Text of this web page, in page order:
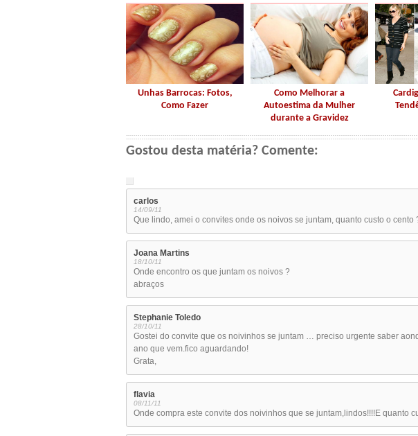
Unhas Barrocas: Fotos,
Como Fazer
Como Melhorar a
Autoestima da Mulher
durante a Gravidez
Gostou desta matéria? Comente:
carlos
14/09/11
Que lindo, amei o convites onde os noivos se juntam, quanto custo o cento
Joana Martins
18/10/11
Onde encontro os que juntam os noivos ?
abraços
Stephanie Toledo
28/10/11
Gostei do convite que os noivinhos se juntam … preciso urgente saber
ano que vem.fico aguardando!
Grata,
flavia
08/11/11
Onde compra este convite dos noivinhos que se juntam,lindos!!!!E quanto